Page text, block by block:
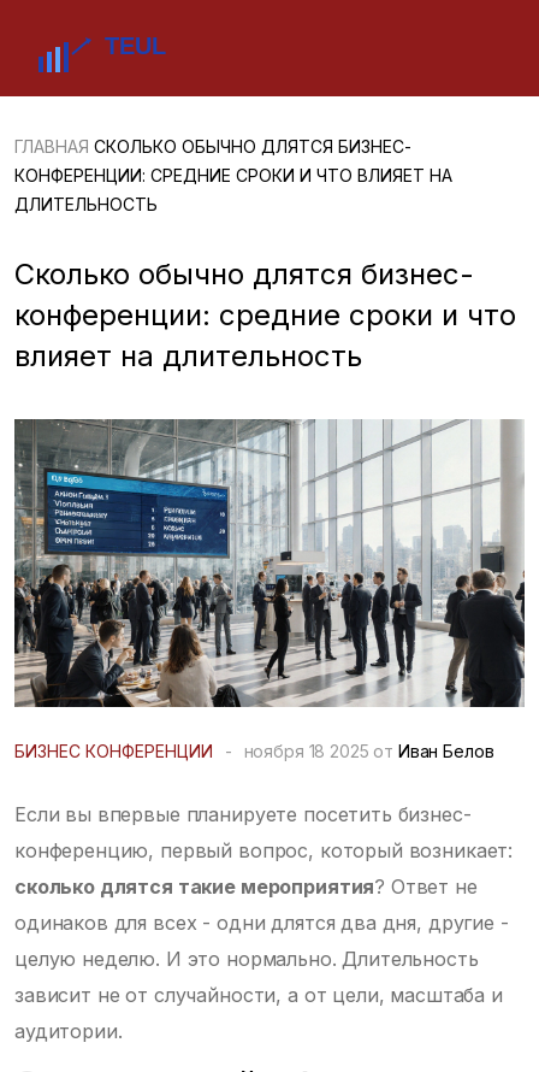
ГЛАВНАЯ СКОЛЬКО ОБЫЧНО ДЛЯТСЯ БИЗНЕС-
КОНФЕРЕНЦИИ: СРЕДНИЕ СРОКИ И ЧТО ВЛИЯЕТ НА
ДЛИТЕЛЬНОСТЬ
Сколько обычно длятся бизнес-
конференции: средние сроки и что
влияет на длительность
БИЗНЕС КОНФЕРЕНЦИИ - ноября 18 2025 от Иван Белов
Если вы впервые планируете посетить бизнес-
конференцию, первый вопрос, который возникает:
сколько длятся такие мероприятия? Ответ не
одинаков для всех - одни длятся два дня, другие -
целую неделю. И это нормально. Длительность
зависит не от случайности, а от цели, масштаба и
аудитории.